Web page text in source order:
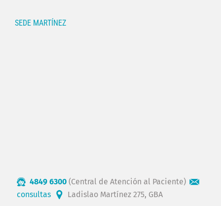
SEDE MARTÍNEZ
4849 6300 (Central de Atención al Paciente)
consultas
Ladislao Martínez 275, GBA